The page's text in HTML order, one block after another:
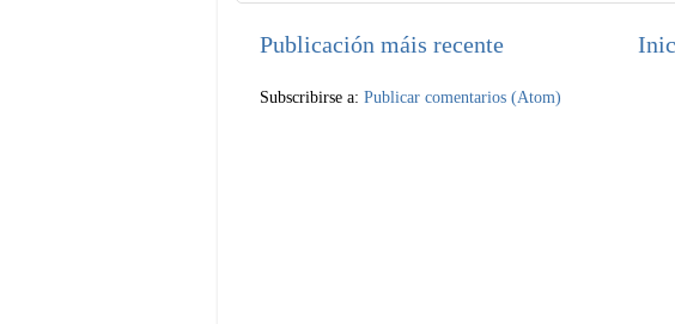
Publicación máis recente
Subscribirse a: Publicar comentarios (Atom)